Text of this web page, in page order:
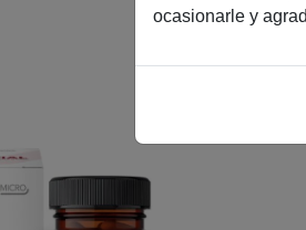
ocasionarle y